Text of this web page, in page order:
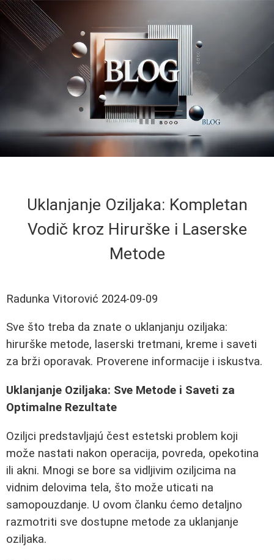
Uklanjanje Oziljaka: Kompletan
Vodič kroz Hirurške i Laserske
Metode
Radunka Vitorović 2024-09-09
Sve što treba da znate o uklanjanju oziljaka:
hirurške metode, laserski tretmani, kreme i saveti
za brži oporavak. Proverene informacije i iskustva.
Uklanjanje Oziljaka: Sve Metode i Saveti za
Optimalne Rezultate
Oziljci predstavljajú čest estetski problem koji
može nastati nakon operacija, povreda, opekotina
ili akni. Mnogi se bore sa vidljivim oziljcima na
vidnim delovima tela, što može uticati na
samopouzdanje. U ovom članku ćemo detaljno
razmotriti sve dostupne metode za uklanjanje
oziljaka.